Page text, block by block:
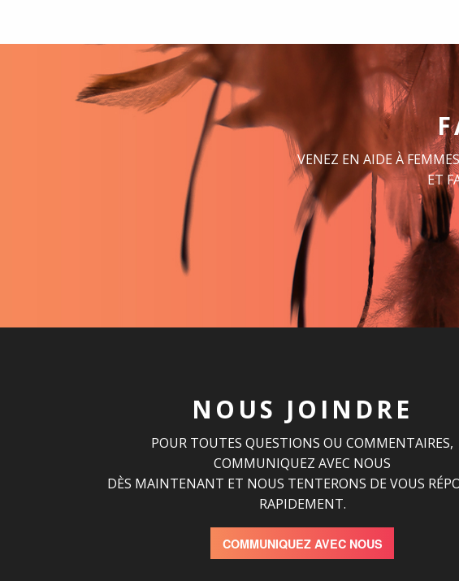
VENEZ EN AIDE À
ET
NOUS JOINDRE
POUR TOUTES QUESTIONS OU COMMENTAIRES,
COMMUNIQUEZ AVEC NOUS
DÈS MAINTENANT ET NOUS TENTERONS DE VOUS
RAPIDEMENT.
COMMUNIQUEZ AVEC NOUS